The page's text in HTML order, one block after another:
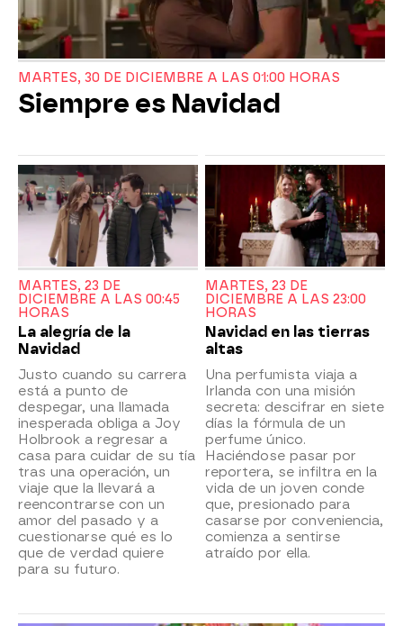
MARTES, 30 DE DICIEMBRE A LAS 01:00 HORAS
Siempre es Navidad
MARTES, 23 DE
DICIEMBRE A LAS 00:45
HORAS
La alegría de la
Navidad
Justo cuando su carrera
está a punto de
despegar, una llamada
inesperada obliga a Joy
Holbrook a regresar a
casa para cuidar de su tía
tras una operación, un
viaje que la llevará a
reencontrarse con un
amor del pasado y a
cuestionarse qué es lo
que de verdad quiere
para su futuro.
MARTES, 23 DE
DICIEMBRE A LAS 23:00
HORAS
Navidad en las tierras
altas
Una perfumista viaja a
Irlanda con una misión
secreta: descifrar en siete
días la fórmula de un
perfume único.
Haciéndose pasar por
reportera, se infiltra en la
vida de un joven conde
que, presionado para
casarse por conveniencia,
comienza a sentirse
atraído por ella.